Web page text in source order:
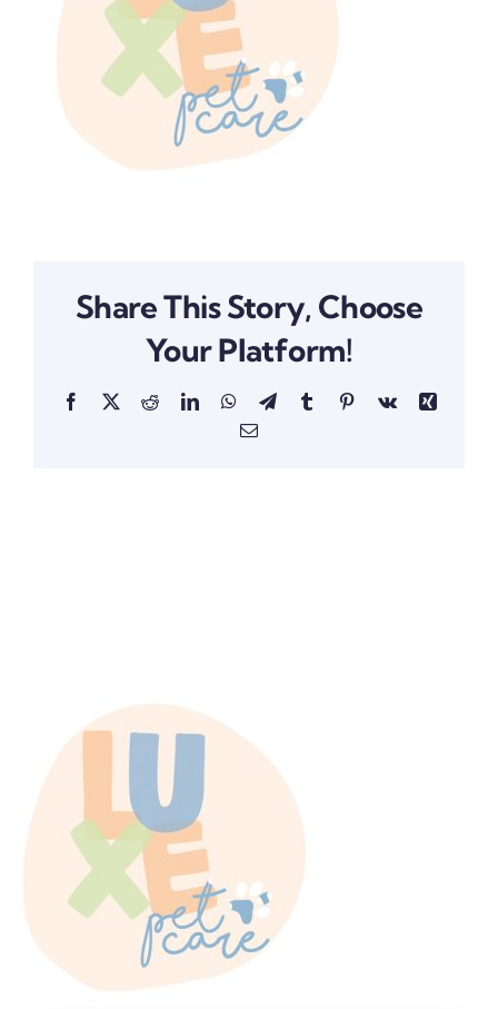
Share This Story, Choose
Your Platform!
Facebook
X RedditLinkedInWhatsApp
TelegramTumblrPinterestVk
Xing
Email